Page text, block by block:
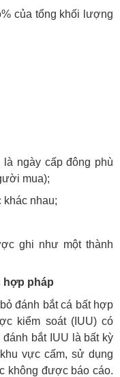
của tổng khối lượng
ngày cấp đông phù
mua);
khác nhau;
ghi như một thành
hợp pháp
đánh bắt cá bất hợp
kiểm soát (IUU) có
bắt IUU là bất kỳ
vực cấm, sử dụng
không được báo cáo.